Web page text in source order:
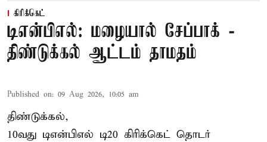
கிரிக்கெட்
டிஎன்பிஎல்: மழையால் சேப்பாக் -
திண்டுக்கல் ஆட்டம் தாமதம்
Published on: 09 Aug 2026, 10:05 am
திண்டுக்கல்,
10வது டிஎன்பிஎல் டி20 கிரிக்கெட் தொடர்